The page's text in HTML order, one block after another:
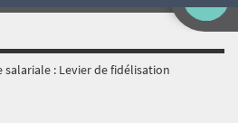
salariale : Levier de fidélisation